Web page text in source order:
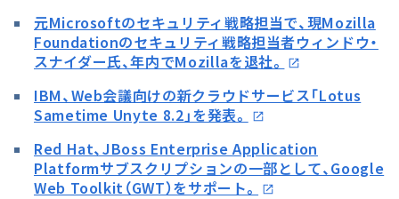
元Microsoftのセキュリティ戦略担当で、現Mozilla
Foundationのセキュリティ戦略担当者ウィンドウ・
スナイダー氏、年内でMozillaを退社。
IBM、Web会議向けの新クラウドサービス「Lotus
Sametime Unyte 8.2」を発表。
Red Hat、JBoss Enterprise Application
Platformサブスクリプションの一部として、Google
Web Toolkit（GWT）をサポート。